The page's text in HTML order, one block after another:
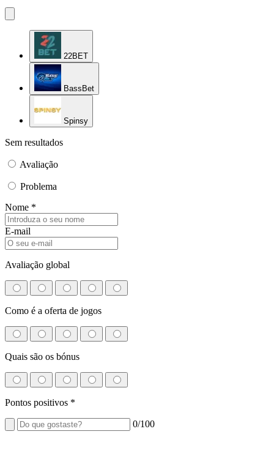
22BET
BassBet
Spinsy
Sem resultados
Avaliação
Problema
Nome *
E-mail
Avaliação global
Como é a oferta de jogos
Quais são os bónus
Pontos positivos *
0/100